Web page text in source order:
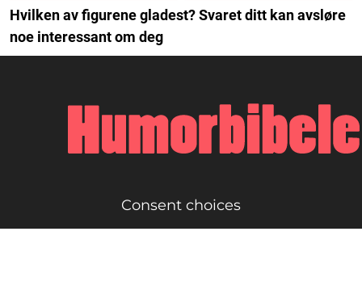
Hvilken av figurene gladest? Svaret ditt kan avsløre
noe interessant om deg
Consent choices